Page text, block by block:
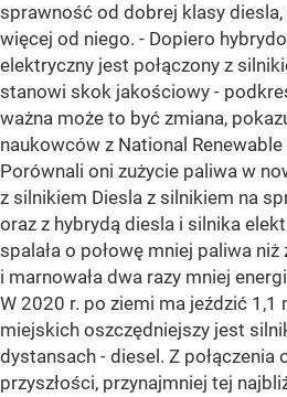
sprawność od dobrej klasy
więcej od niego. - Dopiero
elektryczny jest połączony z
stanowi skok jakościowy -
ważna może to być zmiana,
naukowców z National
Porównali oni zużycie paliwa w
z silnikiem Diesla z silnikiem na
oraz z hybrydą diesla i silnika
spalała o połowę mniej paliwa niż
i marnowała dwa razy mniej
W 2020 r. po ziemi ma jeździć 1,1
miejskich oszczędniejszy jest
dystansach - diesel. Z połączenia
przyszłości, przynajmniej tej